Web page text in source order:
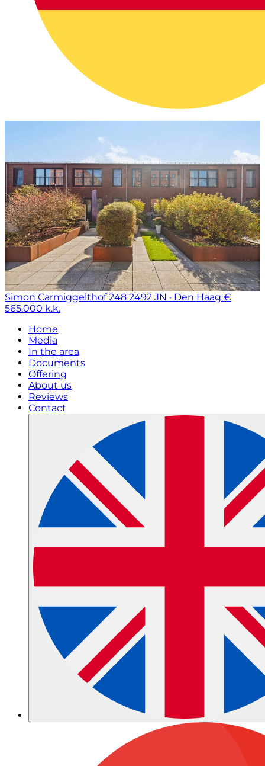
Simon Carmiggelthof 248 2492 JN · Den Haag €
565.000 k.k.
Home
Media
In the area
Documents
Offering
About us
Reviews
Contact